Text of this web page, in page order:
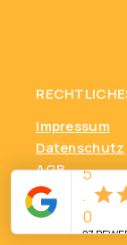
Impressum
Datenschutz
AGB
Provision